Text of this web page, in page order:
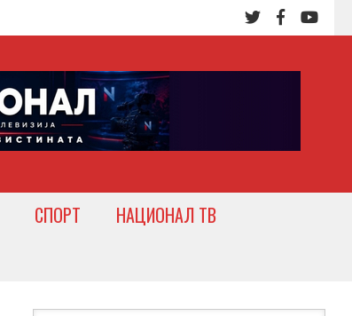
СПОРТ
НАЦИОНАЛ ТВ